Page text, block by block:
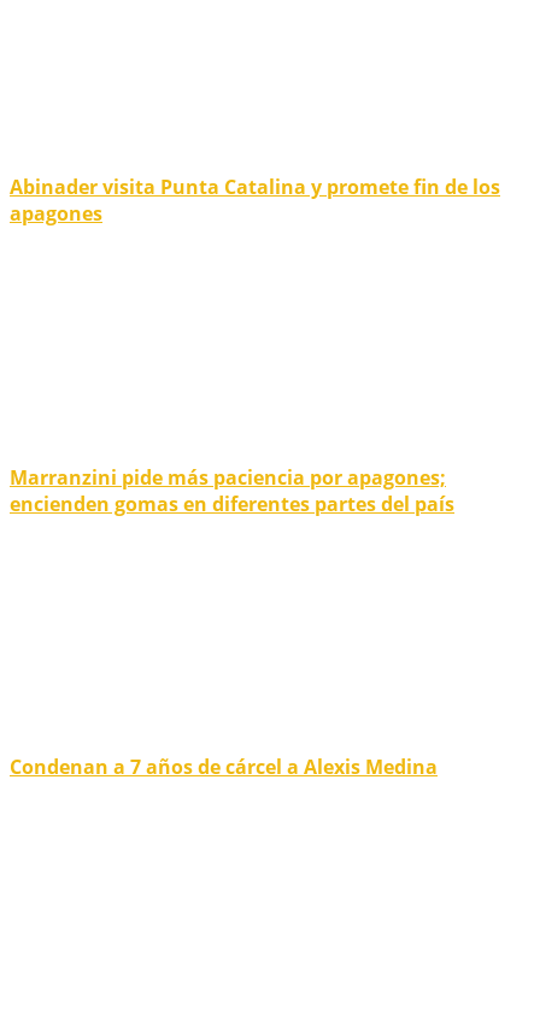
Abinader visita Punta Catalina y promete fin de los
apagones
Marranzini pide más paciencia por apagones;
encienden gomas en diferentes partes del país
Condenan a 7 años de cárcel a Alexis Medina